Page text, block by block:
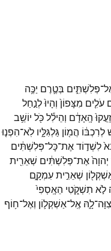
פְּלִשְׁתִּ֑ים בְּטֶ֛רֶם יַכֶּ֥ה
עֹלִ֤ים מִצָּפוֹן֙ וְהָיוּ֙לְנַ֣חַל
הָֽאָדָ֔ם וְהֵילִ֕לכֹּ֖ל יוֹשֵׁ֥ב
לְרִכְבּ֔וֹ הֲמ֖וֹן גַּלְגִּלָּ֑יו לֹֽא־הִפְנ֤וּ
לִשְׁד֣וֹדאֶת־כָּל־פְּלִשְׁתִּ֔ים
יְהוָה֙אֶת־פְּלִשְׁתִּ֔ים שְׁאֵרִ֖ית
שְׁאֵרִ֣יתעִמְקָ֑ם
לֹ֣א תִשְׁקֹ֑טִי הֵאָֽסְפִי֙
צִוָּה־לָ֑הּ אֶֽל־אַשְׁקְל֛וֹן וְאֶל־ח֥וֹף